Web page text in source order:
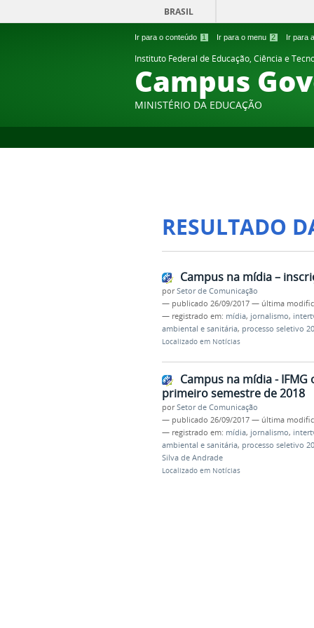
Ir para o conteúdo 1 Ir para o menu 2 Ir para
BRASIL
Instituto Federal de Educação, Ciência e
Campus
MINISTÉRIO DA EDUCAÇÃO
RESULTADO
Campus na mídia –
porSetor de Comunicação
— publicado 26/09/2017 — última
— registrado em: mídia, jornalismo,
ambiental e sanitária, processo seletivo
Localizado em Notícias
Campus na mídia -
primeiro semestre de 2018
porSetor de Comunicação
— publicado 26/09/2017 — última
— registrado em: mídia, jornalismo,
ambiental e sanitária, processo seletivo
Silva de Andrade
Localizado em Notícias